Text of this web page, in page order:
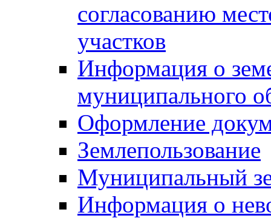
согласованию
участков
Информация о
муниципального
Оформление
Землепользование
Муниципальный
Информация о